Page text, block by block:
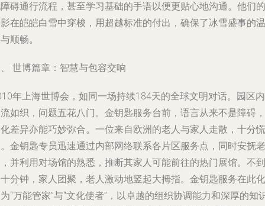
碍通行流程，甚至学习基础的手语以便更贴心地沟通。他们的
在皑皑白雪中穿梭，用超越标准的付出，确保了冰雪盛事的温
顺畅。
世博篇章：智慧与包容交响
年上海世博会，如同一场持续184天的全球文明对话。园区内
如织，问题五花八门。金钥匙服务台前，语言从来不是障碍，
差异亦能巧妙弥合。一位来自欧洲的老人与家人走散，十分慌
金钥匙专员迅速通过内部网络联系各片区服务点，同时安抚老
并利用对场馆的熟悉，推断其家人可能前往的热门展馆。不到
分钟，家人团聚，老人激动地竖起大拇指。金钥匙服务在此化
“万能管家”与“文化使者”，以卓越的组织协调能力和深厚的知